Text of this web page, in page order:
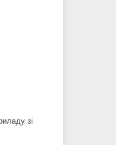
зі